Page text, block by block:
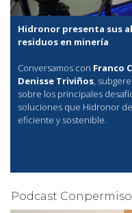
Hidronor presenta sus
residuos en minería
Conversamos con Franco
Denisse Triviños,
sobre los principales
soluciones que Hidronor
eficiente y sostenible.
Podcast